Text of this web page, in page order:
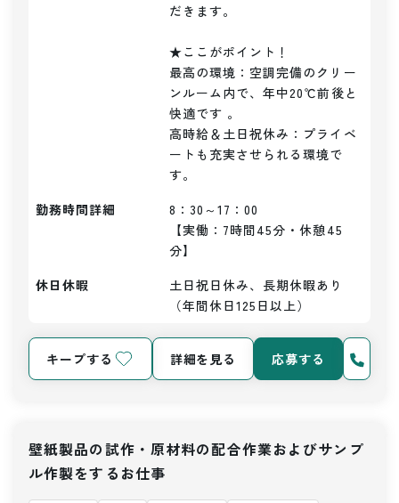
だきます。
★ここがポイント！
最高の環境：空調完備のクリー
ンルーム内で、年中20℃前後と
快適です 。
高時給＆土日祝休み：プライベ
ートも充実させられる環境で
す。
勤務時間詳細
8：30～17：00
【実働：7時間45分・休憩45
分】
休日休暇
土日祝日休み、長期休暇あり
（年間休日125日以上）
キープする 詳細を見る 応募する
壁紙製品の試作・原材料の配合作業およびサンプ
ル作製をするお仕事